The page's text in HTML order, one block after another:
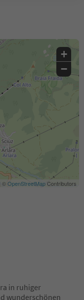
+
−
©OpenStreetMapContributors
in ruhiger
wunderschönen